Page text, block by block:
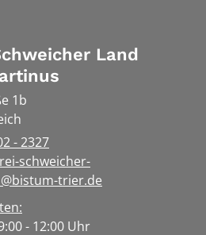
Land
1b
- 2327
schweicher-
trier.de
- 12:00 Uhr